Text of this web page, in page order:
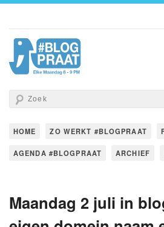
HOME ZO WERKT #BLOGPRAAT
AGENDA #BLOGPRAAT ARCHIEF
Maandag 2 juli in